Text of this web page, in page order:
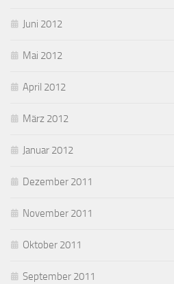
Juni 2012
Mai 2012
April 2012
März 2012
Januar 2012
Dezember 2011
November 2011
Oktober 2011
September 2011